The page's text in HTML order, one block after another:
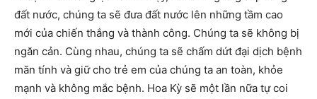
đất nước, chúng ta sẽ đưa đất nước lên những tầm cao
mới của chiến thắng và thành công. Chúng ta sẽ không bị
ngăn cản. Cùng nhau, chúng ta sẽ chấm dứt đại dịch bệnh
mãn tính và giữ cho trẻ em của chúng ta an toàn, khỏe
mạnh và không mắc bệnh. Hoa Kỳ sẽ một lần nữa tự coi